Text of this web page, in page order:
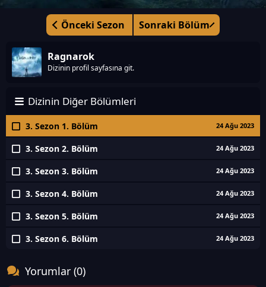
Önceki Sezon Sonraki Bölüm
Ragnarok
Dizinin profil sayfasına git.
Dizinin Diğer Bölümleri
3. Sezon 1. Bölüm 24 Ağu 2023
3. Sezon 2. Bölüm 24 Ağu 2023
3. Sezon 3. Bölüm 24 Ağu 2023
3. Sezon 4. Bölüm 24 Ağu 2023
3. Sezon 5. Bölüm 24 Ağu 2023
3. Sezon 6. Bölüm 24 Ağu 2023
Yorumlar (0)